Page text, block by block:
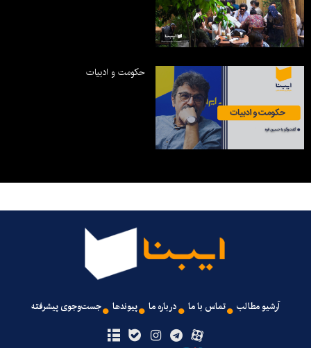
حکومت و ادبیات
آرشیو مطالب تماس با ما درباره ما پیوندها جست‌وجوی پیشرفته